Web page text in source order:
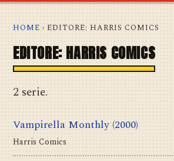
HOME › EDITORE: HARRIS COMICS
EDITORE: HARRIS COMICS
2 serie.
Vampirella Monthly (2000)
Harris Comics